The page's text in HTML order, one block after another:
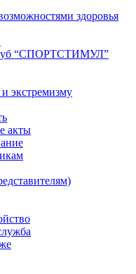
здоровья
“СПОРТСТИМУЛ”
экстремизму
акты